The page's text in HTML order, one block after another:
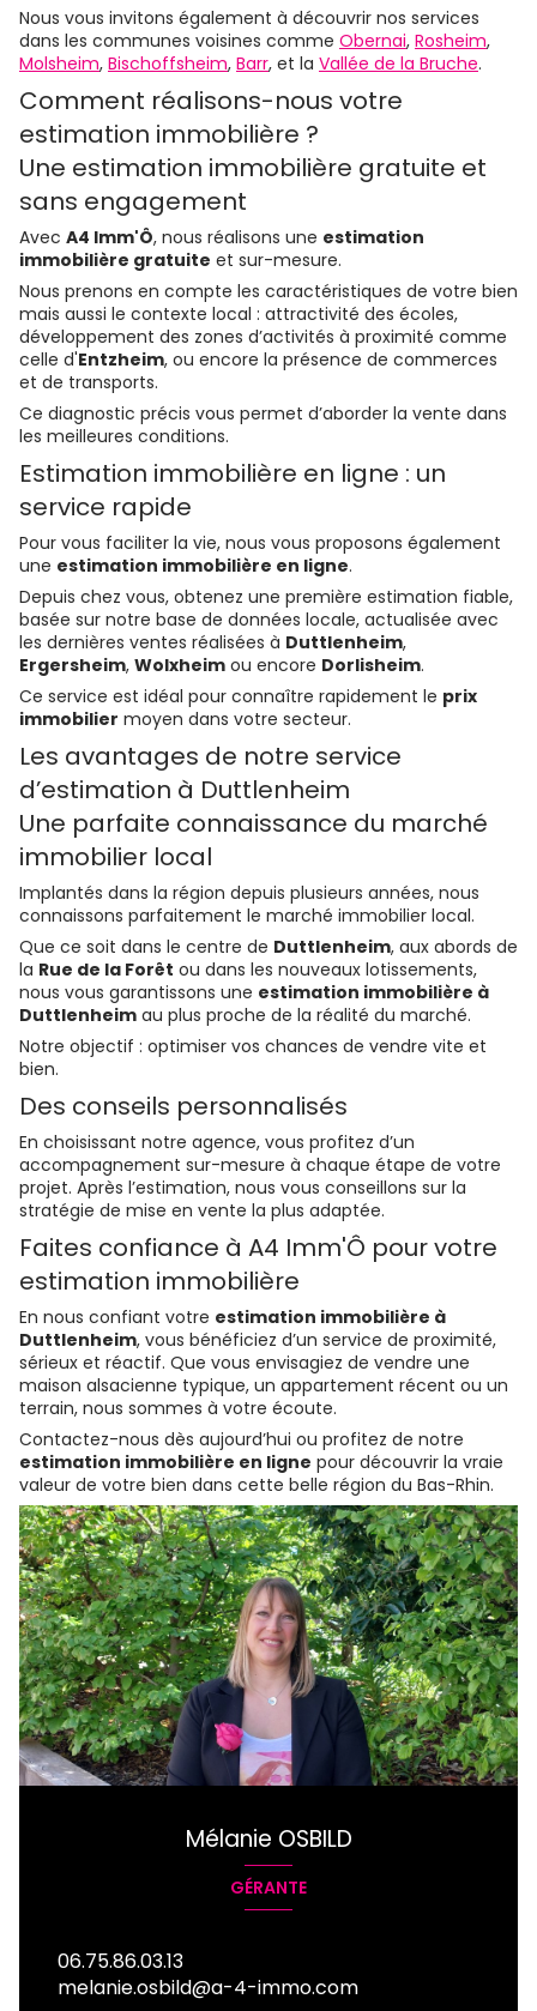
Nous vous invitons également à découvrir nos services
dans les communes voisines comme Obernai, Rosheim,
Molsheim, Bischoffsheim, Barr, et la Vallée de la Bruche.
Comment réalisons-nous votre
estimation immobilière ?
Une estimation immobilière gratuite et
sans engagement
Avec A4 Imm'Ô, nous réalisons une estimation
immobilière gratuite et sur-mesure.
Nous prenons en compte les caractéristiques de votre bien
mais aussi le contexte local : attractivité des écoles,
développement des zones d’activités à proximité comme
celle d'Entzheim, ou encore la présence de commerces
et de transports.
Ce diagnostic précis vous permet d’aborder la vente dans
les meilleures conditions.
Estimation immobilière en ligne : un
service rapide
Pour vous faciliter la vie, nous vous proposons également
une estimation immobilière en ligne.
Depuis chez vous, obtenez une première estimation fiable,
basée sur notre base de données locale, actualisée avec
les dernières ventes réalisées à Duttlenheim,
Ergersheim, Wolxheim ou encore Dorlisheim.
Ce service est idéal pour connaître rapidement le prix
immobilier moyen dans votre secteur.
Les avantages de notre service
d’estimation à Duttlenheim
Une parfaite connaissance du marché
immobilier local
Implantés dans la région depuis plusieurs années, nous
connaissons parfaitement le marché immobilier local.
Que ce soit dans le centre de Duttlenheim, aux abords de
la Rue de la Forêt ou dans les nouveaux lotissements,
nous vous garantissons une estimation immobilière à
Duttlenheim au plus proche de la réalité du marché.
Notre objectif : optimiser vos chances de vendre vite et
bien.
Des conseils personnalisés
En choisissant notre agence, vous profitez d’un
accompagnement sur-mesure à chaque étape de votre
projet. Après l’estimation, nous vous conseillons sur la
stratégie de mise en vente la plus adaptée.
Faites confiance à A4 Imm'Ô pour votre
estimation immobilière
En nous confiant votre estimation immobilière à
Duttlenheim, vous bénéficiez d’un service de proximité,
sérieux et réactif. Que vous envisagiez de vendre une
maison alsacienne typique, un appartement récent ou un
terrain, nous sommes à votre écoute.
Contactez-nous dès aujourd’hui ou profitez de notre
estimation immobilière en ligne pour découvrir la vraie
valeur de votre bien dans cette belle région du Bas-Rhin.
Mélanie OSBILD
GÉRANTE
06.75.86.03.13
melanie.osbild@a-4-immo.com